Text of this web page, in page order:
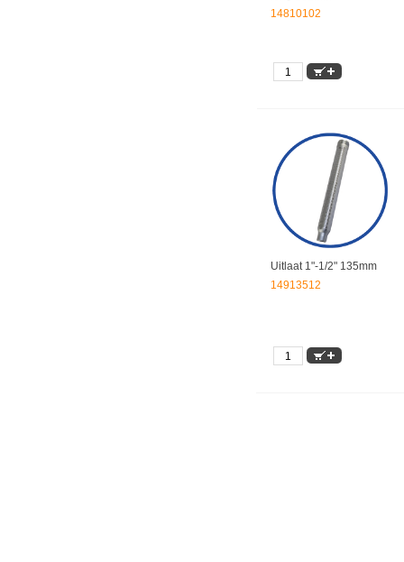
14810102
Uitlaat 1"-1/2" 135mm
14913512